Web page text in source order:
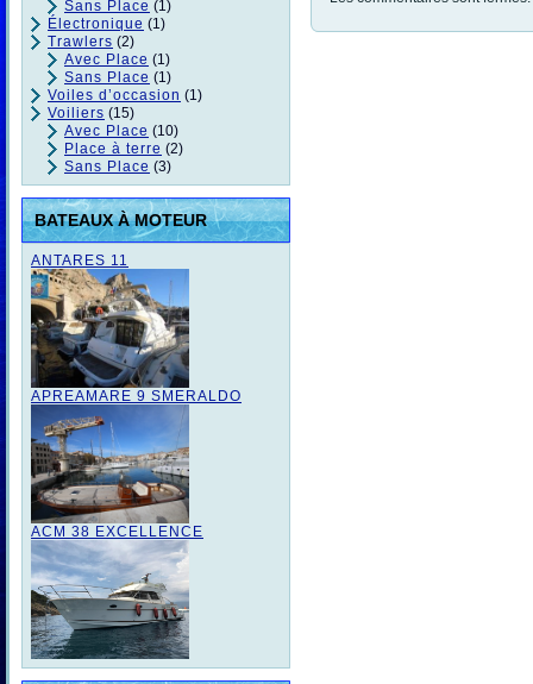
Sans Place (1)
Électronique (1)
Trawlers (2)
Avec Place (1)
Sans Place (1)
Voiles d’occasion (1)
Voiliers (15)
Avec Place (10)
Place à terre (2)
Sans Place (3)
BATEAUX À MOTEUR
ANTARES 11
APREAMARE 9 SMERALDO
ACM 38 EXCELLENCE